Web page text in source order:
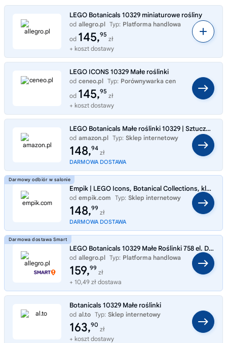
LEGO Botanicals 10329 miniaturowe rośliny
od allegro.pl Typ: Platforma handlowa
od 145,95
zł
+ koszt dostawy
LEGO ICONS 10329 Małe roślinki
od ceneo.pl Typ: Porównywarka cen
od 145,95
zł
+ koszt dostawy
LEGO Botanicals Małe roślinki 10329 | Sztuczne rośliny ozdobne, kreatywne hobby, pomysł na prezent dla dorosłych, zestaw
od amazon.pl Typ: Sklep internetowy
148,94
zł
DARMOWA DOSTAWA
Empik | LEGO Icons, Botanical Collections, klocki Małe Roślinki w Doniczkach, 10329
od empik.com Typ: Sklep internetowy
148,99
zł
DARMOWA DOSTAWA
LEGO Botanicals 10329 Małe Roślinki 758 el. Dekoracja
od allegro.pl Typ: Platforma handlowa
159,99
zł
+ 10,49 zł dostawa
Botanicals 10329 Małe roślinki
od al.to Typ: Sklep internetowy
163,90
zł
+ koszt dostawy